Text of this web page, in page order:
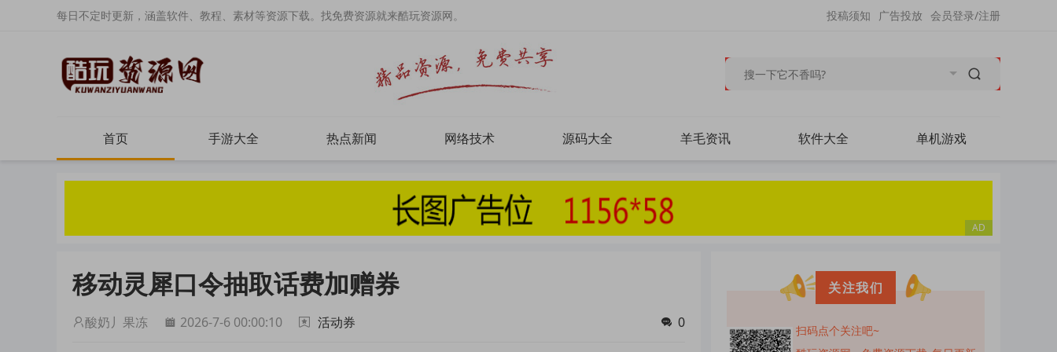
每日不定时更新，涵盖软件、教程、素材等资源下载。找免费资源就来酷玩资源网。 会员登录/注册
广告投放
投稿须知
首页 手游大全 热点新闻 网络技术 源码大全 羊毛资讯 软件大全 单机游戏
移动灵犀口令抽取话费加赠券
酸奶丿果冻 2026-7-6 00:00:10 活动券 0
关注我们
扫码点个关注吧~